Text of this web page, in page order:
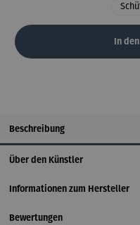
In
Beschreibung
Über den Künstler
Informationen zum Hersteller
Bewertungen